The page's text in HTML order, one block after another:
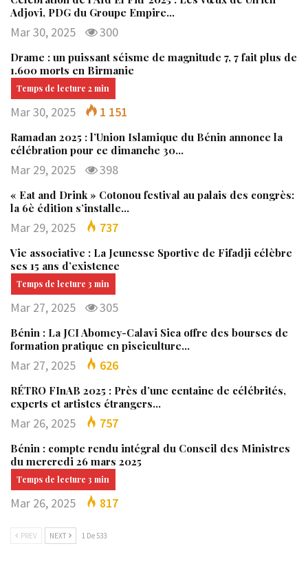
Adjovi, PDG du Groupe Empire…
Mar 30, 2025 300
Drame : un puissant séisme de magnitude 7, 7 fait plus de
1.600 morts en Birmanie
Mar 30, 2025 1 151
Ramadan 2025 : l’Union Islamique du Bénin annonce la
célébration pour ce dimanche 30…
Mar 29, 2025 398
« Eat and Drink » Cotonou festival au palais des congrès:
la 6è édition s’installe…
Mar 29, 2025 737
Vie associative : La Jeunesse Sportive de Fifadji célèbre
ses 15 ans d’existence
Mar 27, 2025 305
Bénin : La JCI Abomey-Calavi Sica offre des bourses de
formation pratique en pisciculture…
Mar 27, 2025 626
RÉTRO FInAB 2025 : Près d’une centaine de célébrités,
experts et artistes étrangers…
Mar 26, 2025 757
Bénin : compte rendu intégral du Conseil des Ministres
du mercredi 26 mars 2025
Mar 26, 2025 817
PREV NEXT 1 De 533